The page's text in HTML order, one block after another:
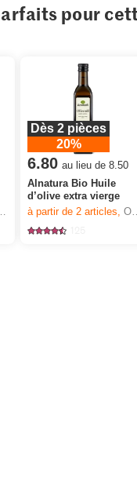
pour
Dès 2 pièces
20%
6.80 au lieu de 8.50
Alnatura Bio Huile
d’olive extra vierge
à partir de 2articles,Offre valable du 6.8 au 12.8.2026, jusqu’à épuisement du stock.